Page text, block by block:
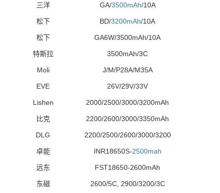
三洋 GA/3500mAh/10A
松下 BD/3200mAh/10A
松下 GA6W/3500mAh/10A
特斯拉 3500mAh/3C
Moli J/M/P28A/M35A
EVE 26V/29V/33V
Lishen 2000/2500/3000/3200mAh
比克 2200/2600/3000/3350mAh
DLG 2200/2500/2600/3000/3200
卓能 INR18650S-2500mah
远东 FST18650-2600mAh
东磁 2600/5C, 2900/3200/3C